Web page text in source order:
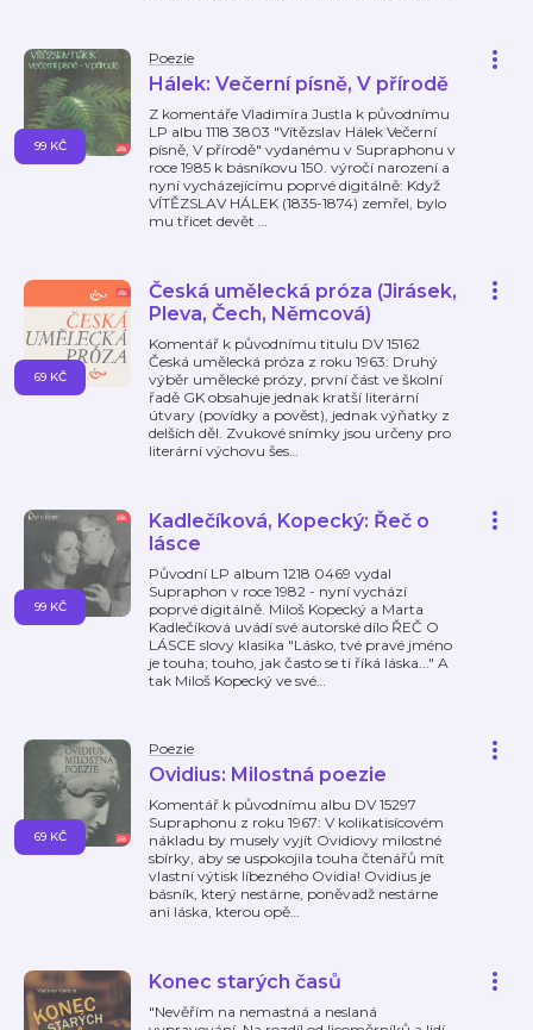
Poezie
Hálek: Večerní písně, V přírodě
Z komentáře Vladimíra Justla k původnímu
LP albu 1118 3803 "Vítězslav Hálek Večerní
písně, V přírodě" vydanému v Supraphonu v
roce 1985 k básníkovu 150. výročí narození a
nyní vycházejícímu poprvé digitálně: Když
VÍTĚZSLAV HÁLEK (1835-1874) zemřel, bylo
mu třicet devět …
99 KČ
Česká umělecká próza (Jirásek,
Pleva, Čech, Němcová)
Komentář k původnímu titulu DV 15162
Česká umělecká próza z roku 1963: Druhý
výběr umělecké prózy, první část ve školní
řadě GK obsahuje jednak kratší literární
útvary (povídky a pověst), jednak výňatky z
delších děl. Zvukové snímky jsou určeny pro
literární výchovu šes…
69 KČ
Kadlečíková, Kopecký: Řeč o
lásce
Původní LP album 1218 0469 vydal
Supraphon v roce 1982 - nyní vychází
poprvé digitálně. Miloš Kopecký a Marta
Kadlečíková uvádí své autorské dílo ŘEČ O
LÁSCE slovy klasika "Lásko, tvé pravé jméno
je touha; touho, jak často se ti říká láska..." A
tak Miloš Kopecký ve své…
99 KČ
Poezie
Ovidius: Milostná poezie
Komentář k původnímu albu DV 15297
Supraphonu z roku 1967: V kolikatisícovém
nákladu by musely vyjít Ovidiovy milostné
sbírky, aby se uspokojila touha čtenářů mít
vlastní výtisk líbezného Ovidia! Ovidius je
básník, který nestárne, poněvadž nestárne
ani láska, kterou opě…
69 KČ
Konec starých časů
"Nevěřím na nemastná a neslaná